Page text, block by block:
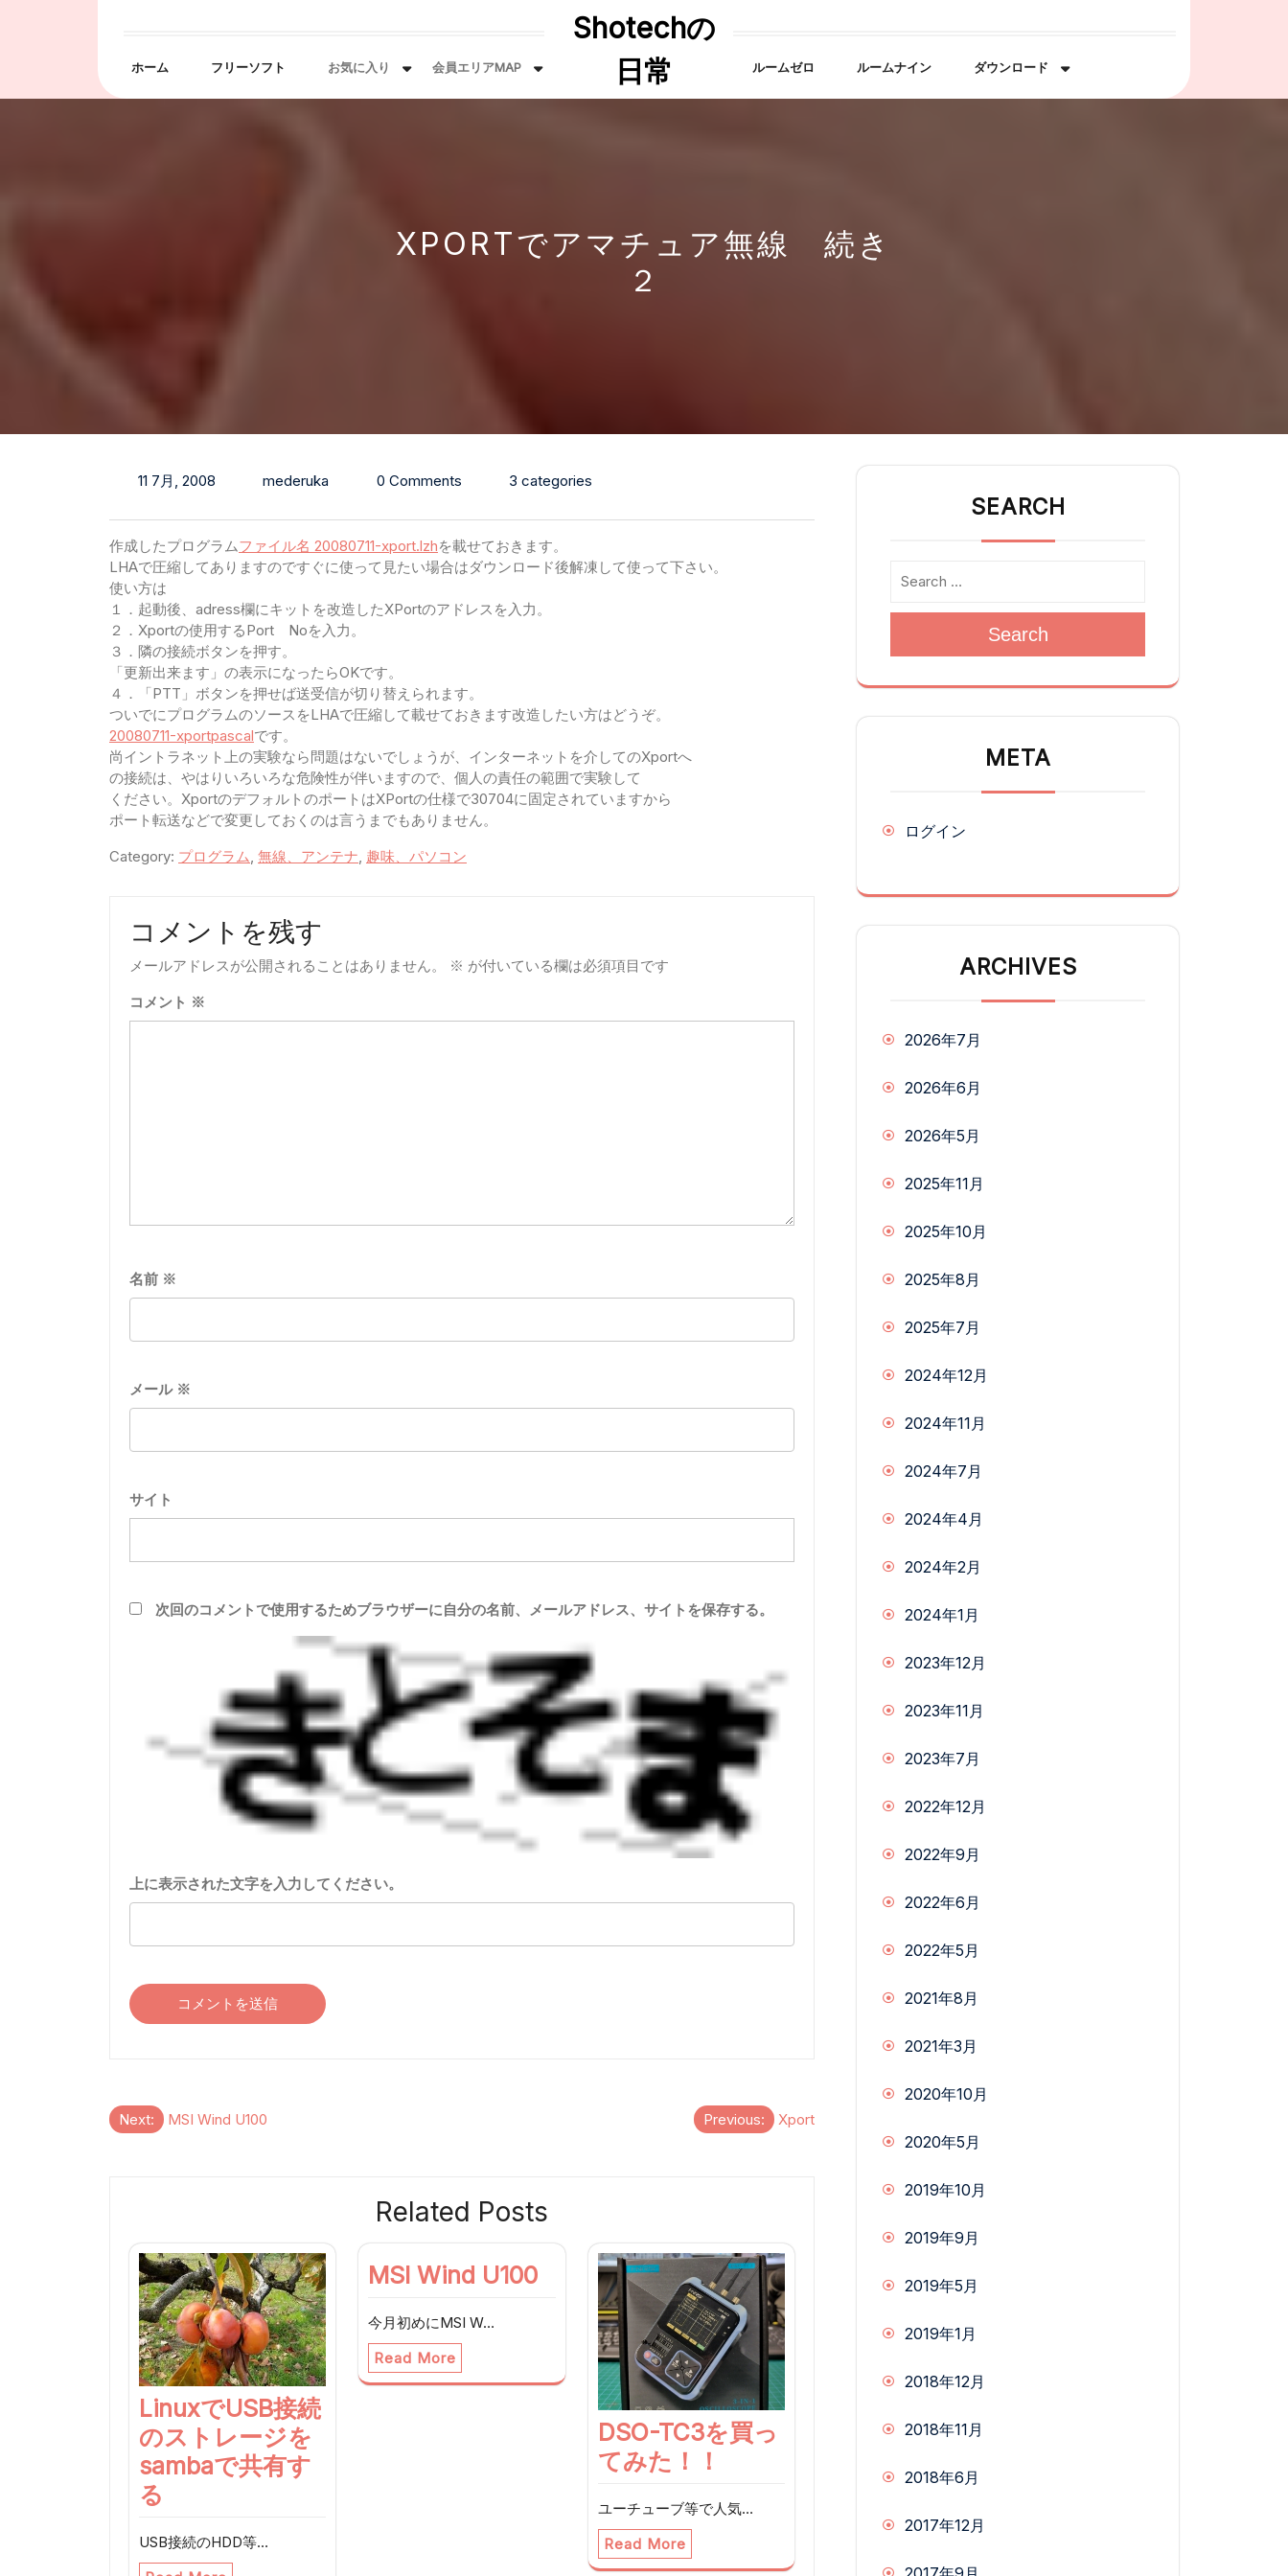
ホーム フリーソフト お気に入り 会員エリアMAP
Shotechの
日常
ルームゼロ ルームナイン ダウンロード
XPORTでアマチュア無線 続き
２
11 7月, 2008 mederuka 0 Comments 3 categories
作成したプログラムファイル名 20080711-xport.lzhを載せておきます。
LHAで圧縮してありますのですぐに使って見たい場合はダウンロード後解凍して使って下さい。
使い方は
１．起動後、adress欄にキットを改造したXPortのアドレスを入力。
２．Xportの使用するPort Noを入力。
３．隣の接続ボタンを押す。
「更新出来ます」の表示になったらOKです。
４．「PTT」ボタンを押せば送受信が切り替えられます。
ついでにプログラムのソースをLHAで圧縮して載せておきます改造したい方はどうぞ。
20080711-xportpascalです。
尚イントラネット上の実験なら問題はないでしょうが、インターネットを介してのXportへ
の接続は、やはりいろいろな危険性が伴いますので、個人の責任の範囲で実験して
ください。XportのデフォルトのポートはXPortの仕様で30704に固定されていますから
ポート転送などで変更しておくのは言うまでもありません。
Category: プログラム, 無線、アンテナ, 趣味、パソコン
コメントを残す
メールアドレスが公開されることはありません。 ※ が付いている欄は必須項目です
コメント ※
名前 ※
メール ※
サイト
次回のコメントで使用するためブラウザーに自分の名前、メールアドレス、サイトを保存する。
上に表示された文字を入力してください。
投
ビ
ゲ
シ
ョ
Previous: Xport
Next: MSI Wind U100
Related Posts
LinuxでUSB接続
のストレージを
sambaで共有す
る
USB接続のHDD等…
MSI Wind U100
今月初めにMSI W…
Read More
DSO-TC3を買っ
てみた！！
ユーチューブ等で人気…
Read More
SEARCH
Search
META
ログイン
ARCHIVES
2026年7月
2026年6月
2026年5月
2025年11月
2025年10月
2025年8月
2025年7月
2024年12月
2024年11月
2024年7月
2024年4月
2024年2月
2024年1月
2023年12月
2023年11月
2023年7月
2022年12月
2022年9月
2022年6月
2022年5月
2021年8月
2021年3月
2020年10月
2020年5月
2019年10月
2019年9月
2019年5月
2019年1月
2018年12月
2018年11月
2018年6月
2017年12月